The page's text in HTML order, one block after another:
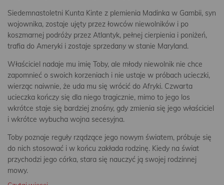
Siedemnastoletni Kunta Kinte z plemienia Madinka w Gambii, syn
wojownika, zostaje ujęty przez łowców niewolników i po
koszmarnej podróży przez Atlantyk, pełnej cierpienia i poniżeń,
trafia do Ameryki i zostaje sprzedany w stanie Maryland.
Właściciel nadaje mu imię Toby, ale młody niewolnik nie chce
zapomnieć o swoich korzeniach i nie ustaje w próbach ucieczki,
wierząc naiwnie, że uda mu się wrócić do Afryki. Czwarta
ucieczka kończy się dla niego tragicznie, mimo to jego los
wkrótce staje się bardziej znośny, gdy zmienia się jego właściciel
i wkrótce wybucha wojna secesyjna.
Toby poznaje reguły rządzące jego nowym światem, próbuje się
do nich stosować i w końcu zakłada rodzinę. Kiedy na świat
przychodzi jego córka, stara się nauczyć ją swojej rodzinnej
mowy.